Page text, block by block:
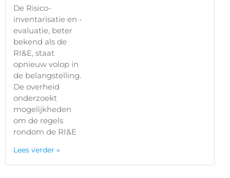
De Risico-
inventarisatie en -
evaluatie, beter
bekend als de
RI&E, staat
opnieuw volop in
de belangstelling.
De overheid
onderzoekt
mogelijkheden
om de regels
rondom de RI&E
Lees verder »